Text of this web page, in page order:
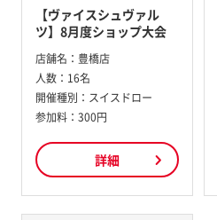
【ヴァイスシュヴァル
ツ】8月度ショップ大会
店舗名： 豊橋店
人数： 16名
開催種別： スイスドロー
参加料： 300円
詳細